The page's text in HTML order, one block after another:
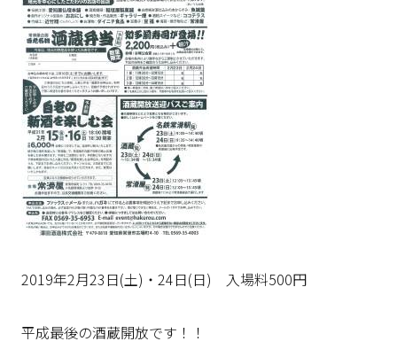
2019年2月23日(土)・24日(日) 入場料500円
平成最後の酒蔵開放です！！